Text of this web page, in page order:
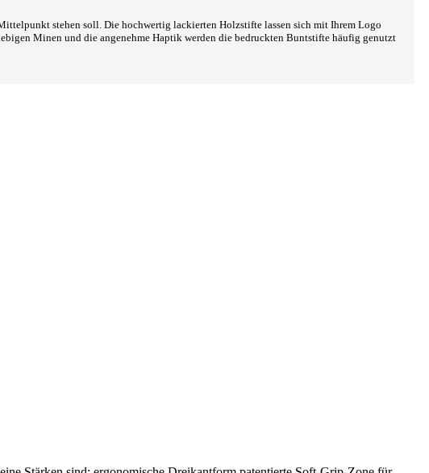
stehen soll. Die hochwertig lackierten Holzstifte lassen sich mit Ihrem Logo
Minen und die angenehme Haptik werden die bedruckten Buntstifte häufig genutzt